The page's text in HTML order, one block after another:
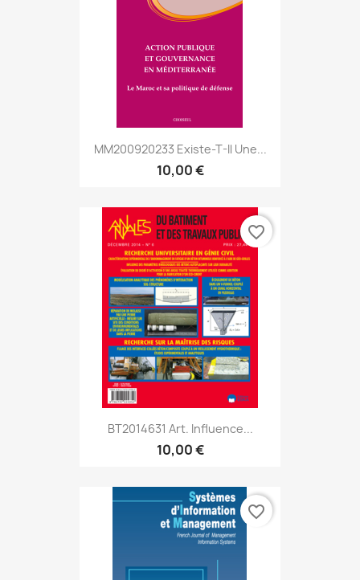
MM200920233 Existe-T-Il Une...
10,00 €
BT2014631 Art. Influence...
10,00 €
favorite_border
favorite_border